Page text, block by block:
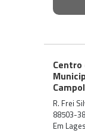
R. Frei
88503-
Em